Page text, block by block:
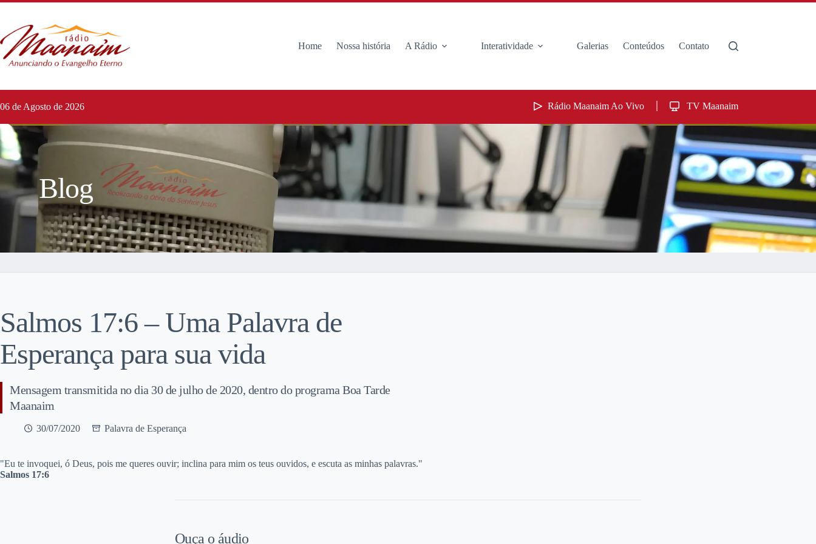
Home Nossa história A Rádio Interatividade Galerias Conteúdos Contato
06 de Agosto de 2026 Rádio Maanaim Ao Vivo TV Maanaim
Blog
Salmos 17:6 – Uma Palavra de
Esperança para sua vida
Mensagem transmitida no dia 30 de julho de 2020, dentro do programa Boa Tarde
Maanaim
30/07/2020 Palavra de Esperança
"Eu te invoquei, ó Deus, pois me queres ouvir; inclina para mim os teus ouvidos, e escuta as minhas palavras."
Salmos 17:6
Ouça o áudio